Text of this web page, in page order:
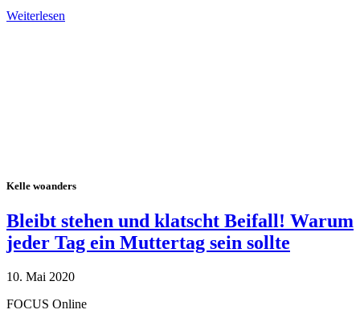
Weiterlesen
Kelle woanders
Bleibt stehen und klatscht Beifall! Warum
jeder Tag ein Muttertag sein sollte
10. Mai 2020
FOCUS Online